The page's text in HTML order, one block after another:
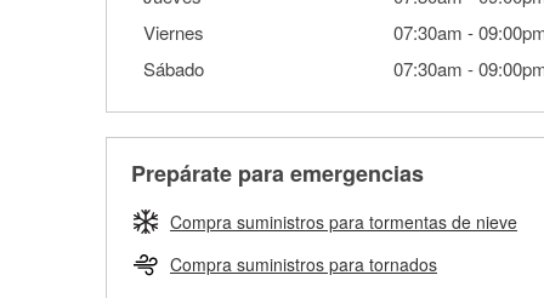
Viernes
07:30am -
Sábado
07:30am -
Prepárate para emergencias
Compra suministros para tormentas de nieve
Compra suministros para tornados